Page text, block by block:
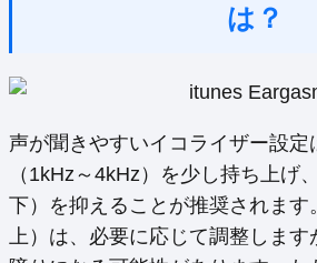
は？
声が聞きやすいイコライザー設
（1kHz～4kHz）を少し持ち上げ
下）を抑えることが推奨されます
上）は、必要に応じて調整しま